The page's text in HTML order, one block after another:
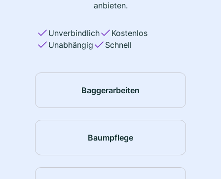
anbieten.
Unverbindlich
Kostenlos
Unabhängig
Schnell
Baggerarbeiten
Baumpflege